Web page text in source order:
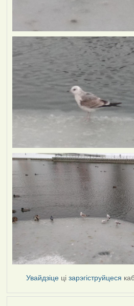
Увайдзіце цізарэгіструйцеся